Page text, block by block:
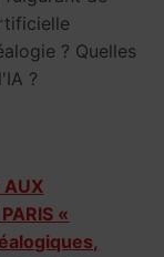
? Quelles
?
AUX
«